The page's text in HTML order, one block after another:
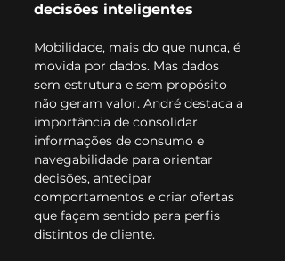
decisões inteligentes
Mobilidade, mais do que nunca, é
movida por dados. Mas dados
sem estrutura e sem propósito
não geram valor. André destaca a
importância de consolidar
informações de consumo e
navegabilidade para orientar
decisões, antecipar
comportamentos e criar ofertas
que façam sentido para perfis
distintos de cliente.